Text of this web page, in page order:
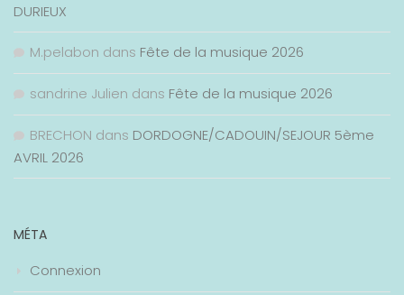
DURIEUX
M.pelabon dans Fête de la musique 2026
sandrine Julien dans Fête de la musique 2026
BRECHON dans DORDOGNE/CADOUIN/SEJOUR 5ème
AVRIL 2026
MÉTA
Connexion